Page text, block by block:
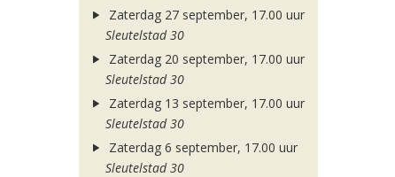
Zaterdag 27 september, 17.00 uur
Sleutelstad 30
Zaterdag 20 september, 17.00 uur
Sleutelstad 30
Zaterdag 13 september, 17.00 uur
Sleutelstad 30
Zaterdag 6 september, 17.00 uur
Sleutelstad 30